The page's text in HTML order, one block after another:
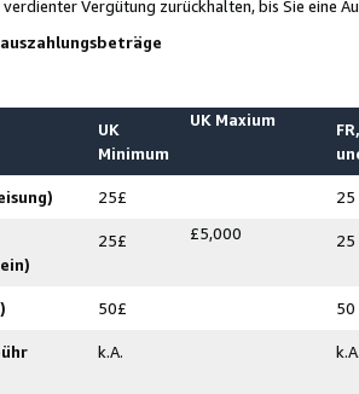
Vergütung zurückhalten, bis Sie
UK
Minimum
UK Maxium
25£ 25
25£ £5,000 25
50£ 50
k.A.